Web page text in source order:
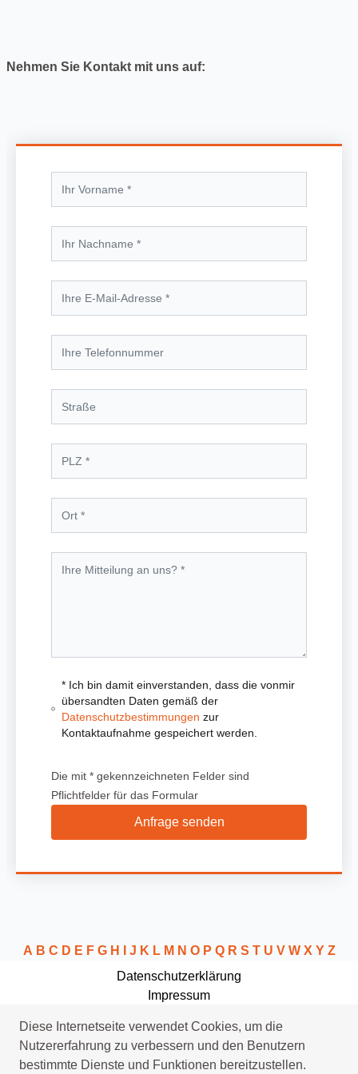
Nehmen Sie Kontakt mit uns auf:
* Ich bin damit einverstanden, dass die vonmir
übersandten Daten gemäß der
Datenschutzbestimmungenzur
Kontaktaufnahme gespeichert werden.
Die mit * gekennzeichneten Felder sind
Pflichtfelder für das Formular
Anfrage senden
A B C D E F G H J K L M N O P Q R S T U V W X Y Z
Datenschutzerklärung
Impressum
Schlüsseldienst Uphusum
Klempner Uphusum
Sat Installation Uphusum
Diese Internetseite verwendet Cookies, um die
Nutzererfahrung zu verbessern und den Benutzern
bestimmte Dienste und Funktionen bereitzustellen.